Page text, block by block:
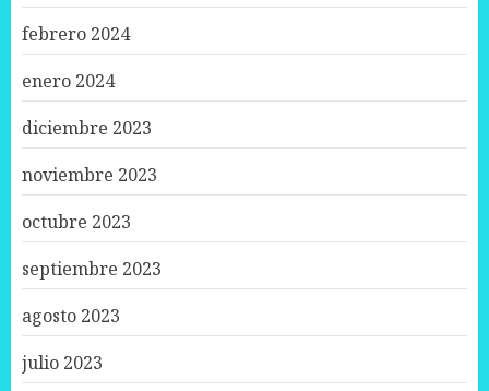
febrero 2024
enero 2024
diciembre 2023
noviembre 2023
octubre 2023
septiembre 2023
agosto 2023
julio 2023